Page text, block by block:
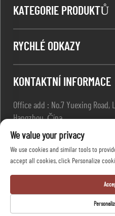
KATEGORIE PRODUKTŮ
RYCHLÉ ODKAZY
KONTAKTNÍ INFORMACE
Office add : No.7 Yuexing
Hangzhou, Čína
E-mail:[email protected]
+86-13967169961
Copyright © Hangzhou
vyhrazena - Zásady
We value your privacy
We use cookies and similar tools to
accept all cookies, click Personalize